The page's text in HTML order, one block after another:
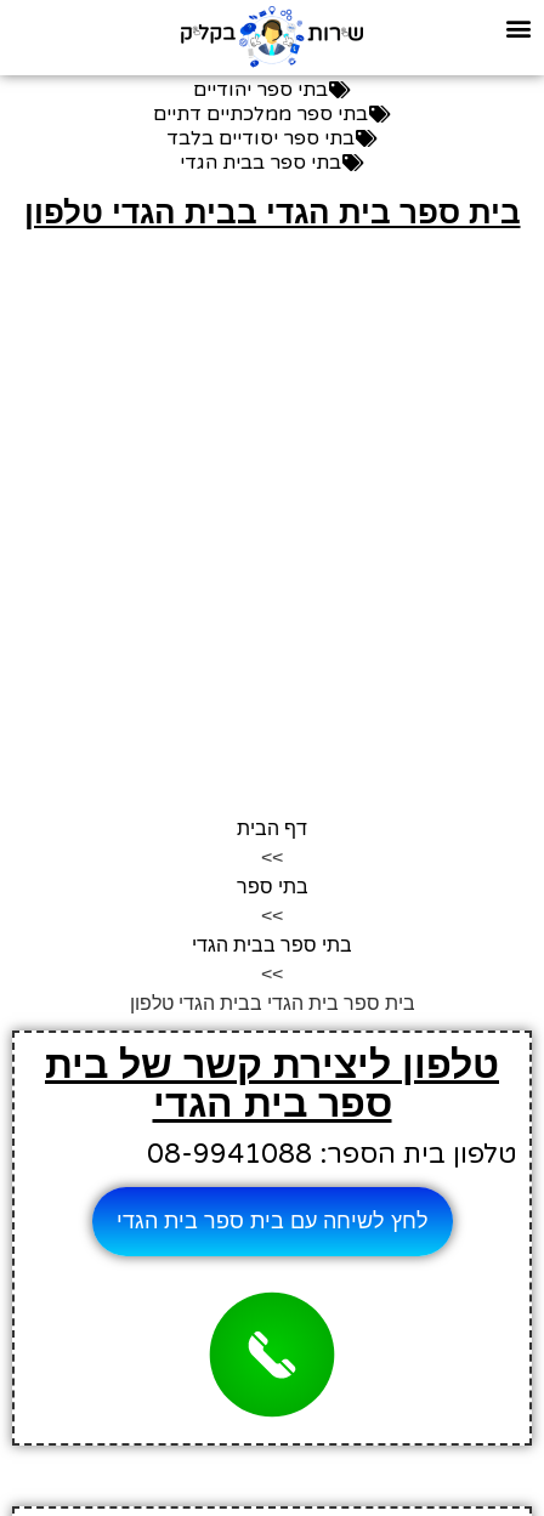
בתי ספר יהודיים
בתי ספר ממלכתיים דתיים
בתי ספר יסודיים בלבד
בתי ספר בבית הגדי
בית ספר בית הגדי בבית הגדי טלפון
דף הבית
>>
בתי ספר
>>
בתי ספר בבית הגדי
>>
בית ספר בית הגדי בבית הגדי טלפון
טלפון ליצירת קשר של בית
ספר בית הגדי
טלפון בית הספר: 08-9941088
לחץ לשיחה עם בית ספר בית הגדי